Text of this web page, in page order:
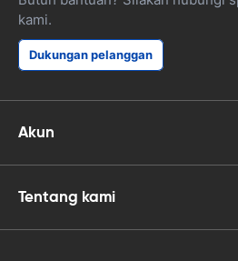
kami.
Dukungan pelanggan
Akun
Tentang kami